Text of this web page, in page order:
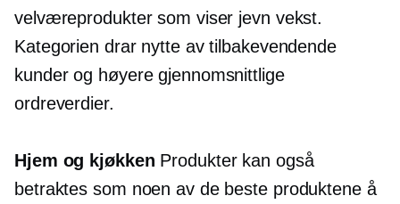
velværeprodukter som viser jevn vekst.
Kategorien drar nytte av tilbakevendende
kunder og høyere gjennomsnittlige
ordreverdier.
Hjem og kjøkken Produkter kan også
betraktes som noen av de beste produktene å